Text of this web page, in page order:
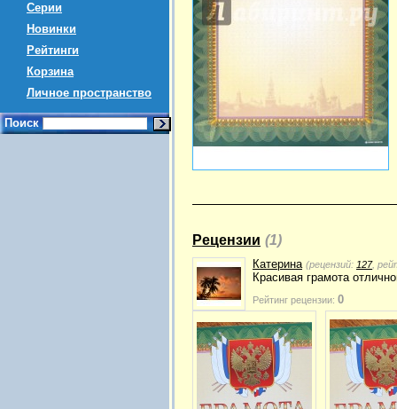
Серии
Новинки
Рейтинги
Корзина
Личное пространство
Поиск
Рецензии (1)
Катерина (рецензий: 127,
Красивая грамота
Рейтинг рецензии: 0